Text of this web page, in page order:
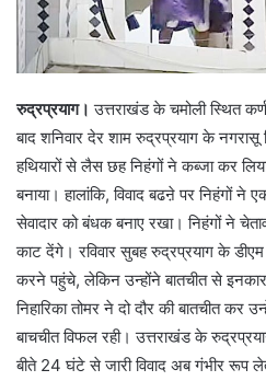
रुद्रप्रयाग।उत्तराखंड के चमोली स्थित
बाद शनिवार देर शाम रुद्रप्रयाग के
हथियारों से लैस छह निहंगों ने कब्जा कर
बनाया। हालांकि, विवाद बढऩे पर निहंगों ने
सेवादार को बंधक बनाए रखा। निहंगों ने
काट देंगे। रविवार सुबह रुद्रप्रयाग के डीएम
करने पहुंचे, लेकिन उन्होंने बातचीत से
निहारिका तोमर ने दो दौर की बातचीत कर
बाचचीत विफल रही। उत्तराखंड के
बीते 24 घंटे से जारी विवाद अब गंभीर रूप